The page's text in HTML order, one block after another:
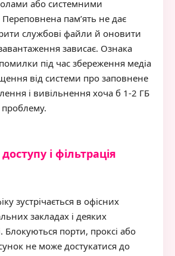
або системними
пам’ять не дає
службові файли й оновити
зависає. Ознака
помилки під час збереження медіа
від системи про заповнене
і вивільнення хоча б 1-2 ГБ
проблему.
і фільтрація
зустрічається в офісних
закладах і деяких
Блокуються порти, проксі або
не може достукатися до